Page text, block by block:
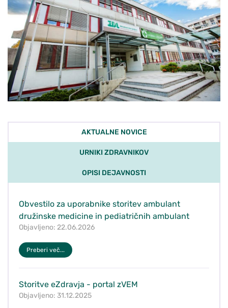
AKTUALNE NOVICE
URNIKI ZDRAVNIKOV
OPISI DEJAVNOSTI
Obvestilo za uporabnike storitev ambulant
družinske medicine in pediatričnih ambulant
Objavljeno: 22.06.2026
Preberi več...
Storitve eZdravja - portal zVEM
Objavljeno: 31.12.2025